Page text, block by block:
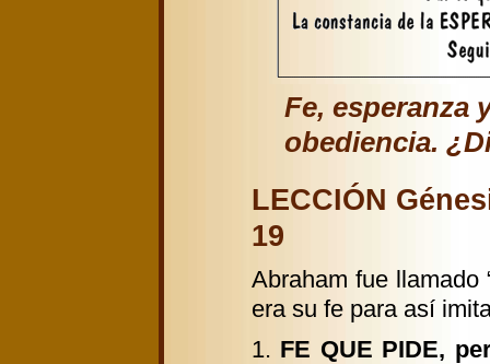
Fe, esperanza
obediencia.
LECCIÓN
19
Abraham fue llamado
era su fe para así
1. FE QUE PIDE,